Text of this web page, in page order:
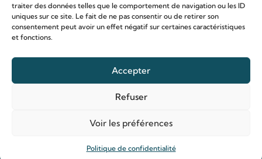
traiter des données telles que le comportement de navigation ou les ID
uniques sur ce site. Le fait de ne pas consentir ou de retirer son
consentement peut avoir un effet négatif sur certaines caractéristiques
et fonctions.
Accepter
Refuser
Voir les préférences
Politique de confidentialité
Déposer une intention de prière
Allumer un cierge
Offrir une messe
Reliques des saints Louis et Zélie
Rejoindre la Famille de Louis et Zélie
Actualité du sanctuaire